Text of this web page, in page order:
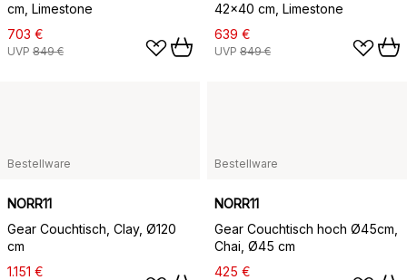
cm, Limestone
703 €
UVP 849 €
42x40 cm, Limestone
639 €
UVP 849 €
Bestellware
NORR11
Gear Couchtisch, Clay, Ø120
cm
1.151 €
Bestellware
NORR11
Gear Couchtisch hoch Ø45cm,
Chai, Ø45 cm
425 €